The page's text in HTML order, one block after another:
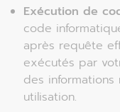
Exécution de
code
après requête
exécutés par
des
utilisation.